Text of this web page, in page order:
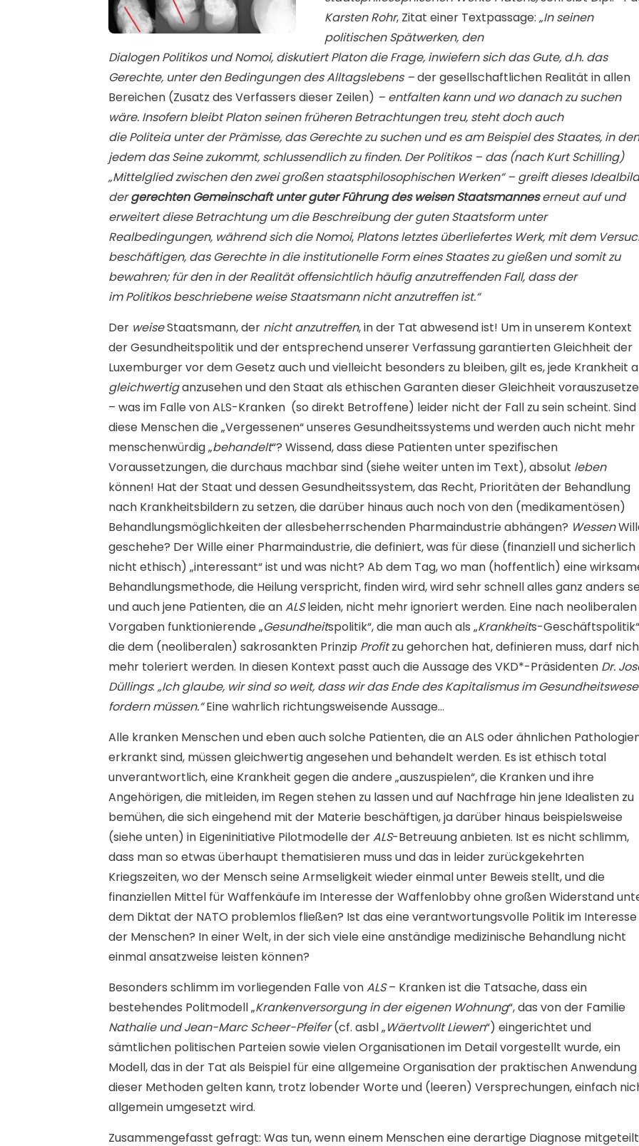
Karsten Rohr, Zitat einer Textpassage: „In seinen
politischen Spätwerken, den
Dialogen Politikos undNomoi, diskutiert Platon die Frage, inwiefern sich das Gute, d.h. das
Gerechte, unter den Bedingungen des Alltagslebens –der gesellschaftlichen Realität in allen
Bereichen (Zusatz des Verfassers dieser Zeilen) – entfalten kann und wo danach zu suchen
wäre. Insofern bleibt Platon seinen früheren Betrachtungen treu, steht doch auch
die Politeia unter der Prämisse, das Gerechte zu suchen und es am Beispiel des Staates, in
jedem das Seine zukommt, schlussendlich zu finden. Der Politikos – das (nach Kurt Schilling)
„Mittelglied zwischen den zwei großen staatsphilosophischen Werken“ – greift dieses Idealbild
dergerechten Gemeinschaft unter guter Führung des weisen Staatsmanneserneut auf und
erweitert diese Betrachtung um die Beschreibung der guten Staatsform unter
Realbedingungen, während sich die Nomoi, Platons letztes überliefertes Werk, mit dem
beschäftigen, das Gerechte in die institutionelle Form eines Staates zu gießen und somit zu
bewahren; für den in der Realität offensichtlich häufig anzutreffenden Fall, dass der
im Politikos beschriebene weise Staatsmann nicht anzutreffen ist.“
Der weiseStaatsmann, der nicht anzutreffen, in der Tat abwesend ist! Um in unserem Kontext
der Gesundheitspolitik und der entsprechend unserer Verfassung garantierten Gleichheit der
Luxemburger vor dem Gesetz auch und vielleicht besonders zu bleiben, gilt es, jede Krankheit
gleichwertiganzusehen und den Staat als ethischen Garanten dieser Gleichheit
– was im Falle von ALS-Kranken (so direkt Betroffene) leider nicht der Fall zu sein scheint. Sind
diese Menschen die „Vergessenen“ unseres Gesundheitssystems und werden auch nicht mehr
menschenwürdig „behandelt“? Wissend, dass diese Patienten unter spezifischen
Voraussetzungen, die durchaus machbar sind (siehe weiter unten im Text), absolut leben
können! Hat der Staat und dessen Gesundheitssystem, das Recht, Prioritäten der Behandlung
nach Krankheitsbildern zu setzen, die darüber hinaus auch noch von den (medikamentösen)
Behandlungsmöglichkeiten der allesbeherrschenden Pharmaindustrie abhängen? Wessen
geschehe? Der Wille einer Pharmaindustrie, die definiert, was für diese (finanziell und sicherlich
nicht ethisch) „interessant“ ist und was nicht? Ab dem Tag, wo man (hoffentlich) eine
Behandlungsmethode, die Heilung verspricht, finden wird, wird sehr schnell alles ganz anders
und auch jene Patienten, die anALSleiden, nicht mehr ignoriert werden. Eine nach neoliberalen
Vorgaben funktionierende „Gesundheitspolitik“, die man auch als „Krankheits-
die dem (neoliberalen) sakrosankten Prinzip Profitzu gehorchen hat, definieren muss, darf
mehr toleriert werden. In diesen Kontext passt auch die Aussage des VKD*-Präsidenten Dr.
Düllings: „Ich glaube, wir sind so weit, dass wir das Ende des Kapitalismus im
fordern müssen.“Eine wahrlich richtungsweisende Aussage…
Alle kranken Menschen und eben auch solche Patienten, die an ALS oder ähnlichen
erkrankt sind, müssen gleichwertig angesehen und behandelt werden. Es ist ethisch total
unverantwortlich, eine Krankheit gegen die andere „auszuspielen“, die Kranken und ihre
Angehörigen, die mitleiden, im Regen stehen zu lassen und auf Nachfrage hin jene Idealisten zu
bemühen, die sich eingehend mit der Materie beschäftigen, ja darüber hinaus beispielsweise
(siehe unten) in Eigeninitiative Pilotmodelle derALS-Betreuung anbieten. Ist es nicht schlimm,
dass man so etwas überhaupt thematisieren muss und das in leider zurückgekehrten
Kriegszeiten, wo der Mensch seine Armseligkeit wieder einmal unter Beweis stellt, und die
finanziellen Mittel für Waffenkäufe im Interesse der Waffenlobby ohne großen Widerstand
dem Diktat der NATO problemlos fließen? Ist das eine verantwortungsvolle Politik im Interesse
der Menschen? In einer Welt, in der sich viele eine anständige medizinische Behandlung nicht
einmal ansatzweise leisten können?
Besonders schlimm im vorliegenden Falle vonALS– Kranken ist die Tatsache, dass ein
bestehendes Politmodell „Krankenversorgung in der eigenen Wohnung“, das von der Familie
Nathalie und Jean-Marc Scheer-Pfeifer(cf. asbl „Wäertvollt Liewen“) eingerichtet und
sämtlichen politischen Parteien sowie vielen Organisationen im Detail vorgestellt wurde, ein
Modell, das in der Tat als Beispiel für eine allgemeine Organisation der praktischen Anwendung
dieser Methoden gelten kann, trotz lobender Worte und (leeren) Versprechungen, einfach
allgemein umgesetzt wird.
Zusammengefasst gefragt: Was tun, wenn einem Menschen eine derartige Diagnose mitgeteilt